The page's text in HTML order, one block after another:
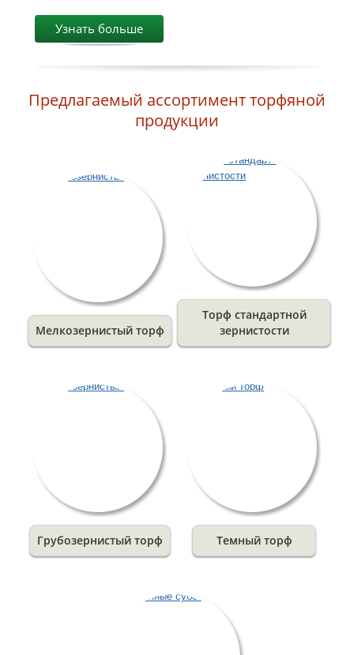
Узнать больше
Предлагаемый ассортимент торфяной
продукции
Мелкозернистый торф
Торф стандартной
зернистости
Грубозернистый торф Темный торф